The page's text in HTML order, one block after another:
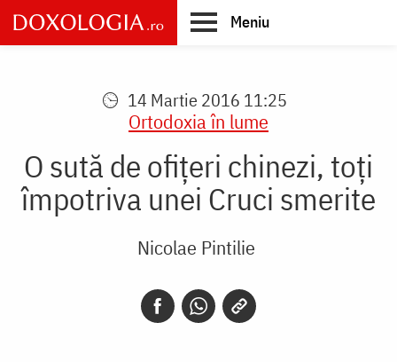
Skip
to
main
Meniu
14 Martie 2016 11:25
Ortodoxia în lume
O sută de ofițeri chinezi, toți
împotriva unei Cruci smerite
Nicolae Pintilie